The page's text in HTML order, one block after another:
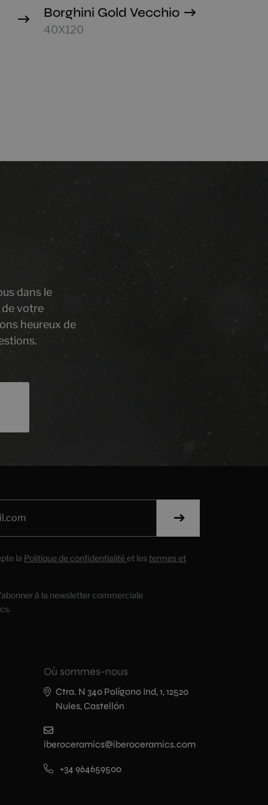
Borghini Gold Vecchio
40X120
dans le
votre
heureux de
la Politique de confidentialitéet les termes et
à la newsletter commerciale
Où sommes-nous
Ctra. N 340 Polígono Ind, 1, 12520
Nules, Castellón
iberoceramics@iberoceramics.com
+34 964659500